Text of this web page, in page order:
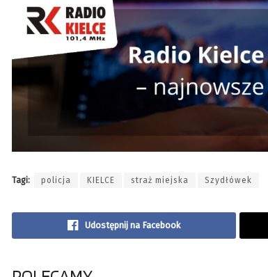
Tagi: policja KIELCE straż miejska Szydłówek
Udostępnij na Facebook